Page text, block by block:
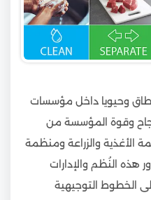
وحيويا داخل مؤسسات
وقوة المؤسسة من
الأغذية والزراعة ومنظمة
هذه النُظم والإدارات
الخطوط التوجيهية